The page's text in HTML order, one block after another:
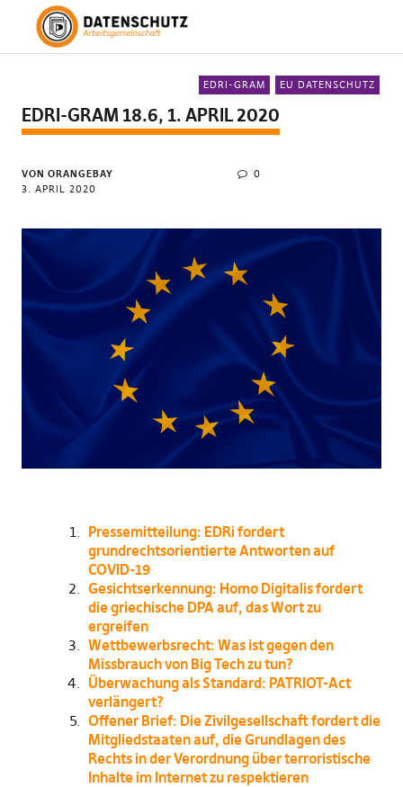
EDRI-GRAM EU DATENSCHUTZ
EDRI-GRAM 18.6, 1. APRIL 2020
VON ORANGEBAY
3. APRIL 2020
0
Pressemitteilung: EDRi fordert
grundrechtsorientierte Antworten auf
COVID-19
Gesichtserkennung: Homo Digitalis fordert
die griechische DPA auf, das Wort zu
ergreifen
Wettbewerbsrecht: Was ist gegen den
Missbrauch von Big Tech zu tun?
Überwachung als Standard: PATRIOT-Act
verlängert?
Offener Brief: Die Zivilgesellschaft fordert die
Mitgliedstaaten auf, die Grundlagen des
Rechts in der Verordnung über terroristische
Inhalte im Internet zu respektieren